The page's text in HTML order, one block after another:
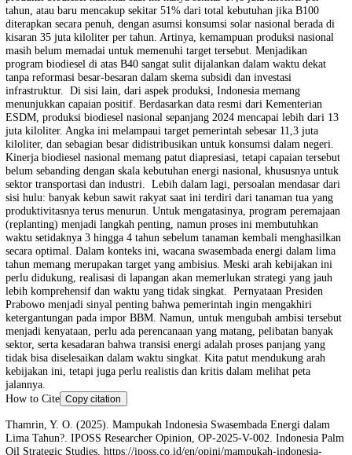
pada 2025, BPDPKS diperkirakan mengalami defisit anggaran lebih
23 triliun, sementara penerapan B50 bisa menyebabkan kekurangan
Rp 34 triliun. Defisit ini terutama dipicu oleh menurunnya
Pungutan Ekspor (PE)akibat turunnya volume ekspor CPO,
lebih banyak dialihkan untuk kebutuhan domestik, sementara di sisi
kebutuhan subsidi terus meningkat seiring naiknya konsumsi dalam
Pemerintah memang terus mendorong penggunaan biodiesel sebagai
alternatif energi yang lebih berkelanjutan. IPOSS memperkirakan
untuk menuju B100, Indonesia perlu meningkatkan produksi CPO
signifikan, bahkan berlipat ganda dari kapasitas saat ini. Kapasitas
produksi biodiesel nasional saat ini hanya sekitar 17,8 juta kiloliter
tahun, atau baru mencakup sekitar 51% dari total kebutuhan jika
diterapkan secara penuh, dengan asumsi konsumsi solar nasional
kisaran 35 juta kiloliter per tahun. Artinya, kemampuan produksi
masih belum memadai untuk memenuhi target tersebut. Menjadikan
program biodiesel di atas B40 sangat sulit dijalankan dalam waktu
tanpa reformasi besar-besaran dalam skema subsidi dan investasi
infrastruktur. Di sisi lain, dari aspek produksi, Indonesia memang
menunjukkan capaian positif. Berdasarkan data resmi dari
ESDM, produksi biodiesel nasional sepanjang 2024 mencapai lebih
juta kiloliter. Angka ini melampaui target pemerintah sebesar 11,3
kiloliter, dan sebagian besar didistribusikan untuk konsumsi dalam
Kinerja biodiesel nasional memang patut diapresiasi, tetapi capaian
belum sebanding dengan skala kebutuhan energi nasional, khususnya
sektor transportasi dan industri. Lebih dalam lagi, persoalan
sisi hulu: banyak kebun sawit rakyat saat ini terdiri dari tanaman tua
produktivitasnya terus menurun. Untuk mengatasinya, program
waktu setidaknya 3 hingga 4 tahun sebelum tanaman kembali
secara optimal. Dalam konteks ini, wacana swasembada energi